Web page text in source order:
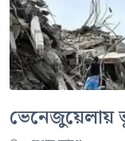
ভেনেজুয়েলায়